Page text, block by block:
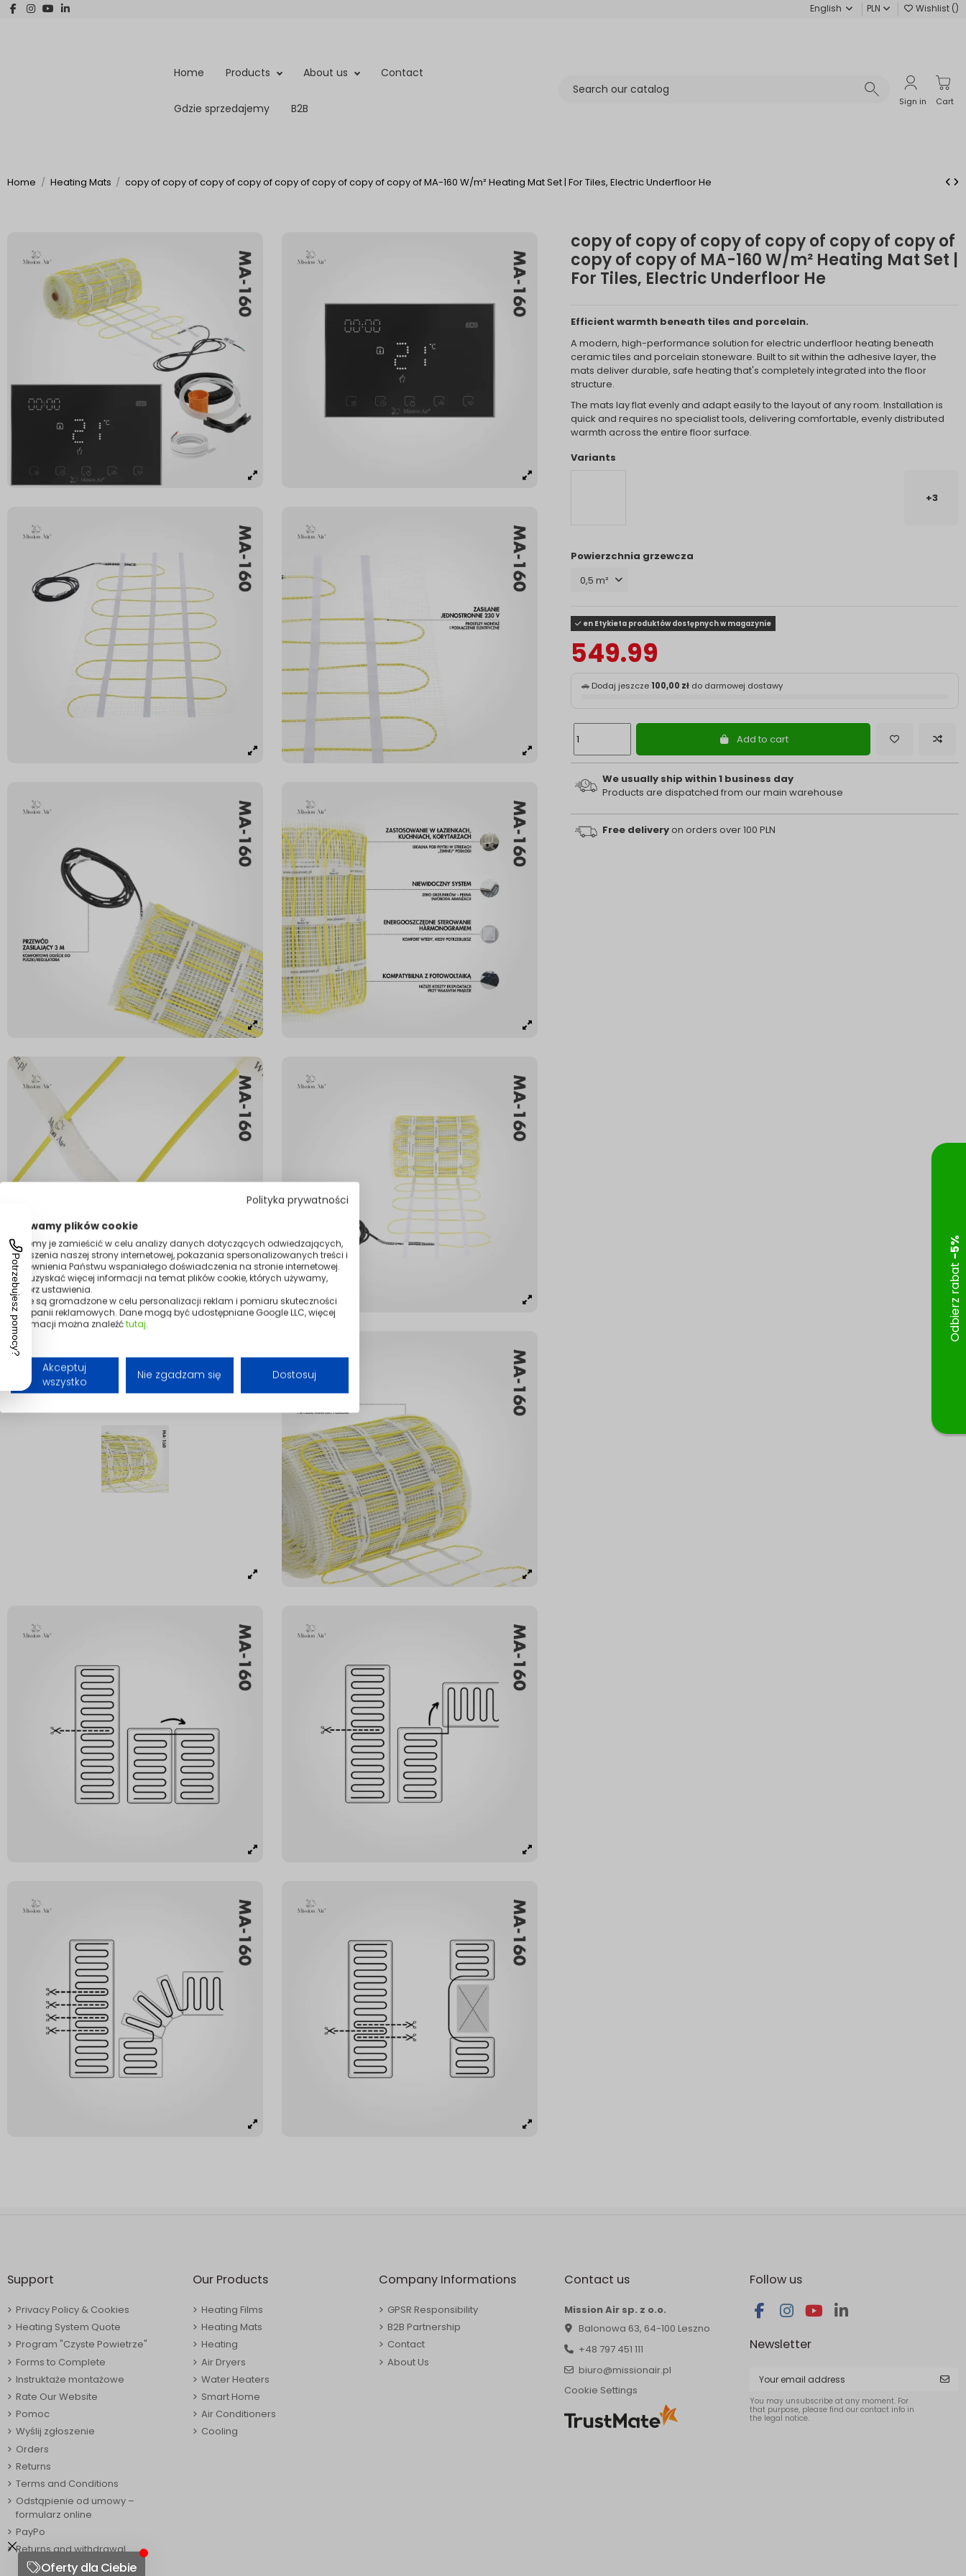
Polityka prywatności
Używamy plików cookie
Możemy je zamieścić w celu analizy danych dotyczących odwiedzających,
ulepszenia naszej strony internetowej, pokazania spersonalizowanych treści i
zapewnienia Państwu wspaniałego doświadczenia na stronie internetowej.
Aby uzyskać więcej informacji na temat plików cookie, których używamy,
otwórz ustawienia.
Dane są gromadzone w celu personalizacji reklam i pomiaru skuteczności
kampanii reklamowych. Dane mogą być udostępniane Google LLC, więcej
informacji można znaleźćtutaj.
Akceptuj
wszystko
Nie zgadzam się Dostosuj
English PLN Wishlist ()
Home Products About us Contact
Gdzie sprzedajemy B2B
Sign in Cart
Home Heating Mats copy of copy of copy of copy of copy of copy of copy of copy of MA-160 W/m² Heating Mat Set | For Tiles, Electric Underfloor He
copy of copy of copy of copy of copy of copy of
copy of copy of MA-160 W/m² Heating Mat Set |
For Tiles, Electric Underfloor He
Efficient warmth beneath tiles and porcelain.
A modern, high-performance solution for electric underfloor heating beneath
ceramic tiles and porcelain stoneware. Built to sit within the adhesive layer, the
mats deliver durable, safe heating that's completely integrated into the floor
structure.
The mats lay flat evenly and adapt easily to the layout of any room. Installation is
quick and requires no specialist tools, delivering comfortable, evenly distributed
warmth across the entire floor surface.
Variants
+3
Powierzchnia grzewcza
en Etykieta produktów dostępnych w magazynie
549.99
🚗 Dodaj jeszcze 100,00 złdo darmowej dostawy
Add to cart
We usually ship within 1 business day
Products are dispatched from our main warehouse
Free deliveryon orders over 100 PLN
Support
Privacy Policy & Cookies
Heating System Quote
Program "Czyste Powietrze"
Forms to Complete
Instruktaże montażowe
Rate Our Website
Pomoc
Wyślij zgłoszenie
Orders
Returns
Terms and Conditions
Odstąpienie od umowy –
formularz online
PayPo
Returns and withdrawal
Our Products
Heating Films
Heating Mats
Heating
Air Dryers
Water Heaters
Smart Home
Air Conditioners
Cooling
Company Informations
GPSR Responsibility
B2B Partnership
Contact
About Us
Contact us
Mission Air sp. z o.o.
Balonowa 63, 64-100 Leszno
+48 797 451 111
biuro@missionair.pl
Cookie Settings
Follow us
Newsletter
You may unsubscribe at any moment. For
that purpose, please find our contact info in
the legal notice.